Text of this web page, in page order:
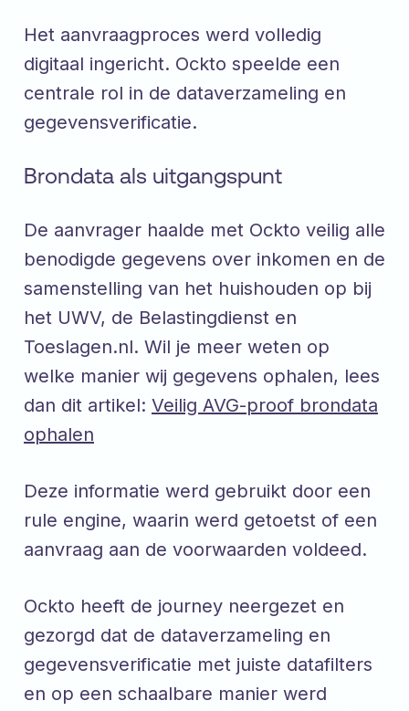
Het aanvraagproces werd volledig
digitaal ingericht. Ockto speelde een
centrale rol in de dataverzameling en
gegevensverificatie.
Brondata als uitgangspunt
De aanvrager haalde met Ockto veilig alle
benodigde gegevens over inkomen en de
samenstelling van het huishouden op bij
het UWV, de Belastingdienst en
Toeslagen.nl. Wil je meer weten op
welke manier wij gegevens ophalen, lees
dan dit artikel: Veilig AVG-proof brondata
ophalen
Deze informatie werd gebruikt door een
rule engine, waarin werd getoetst of een
aanvraag aan de voorwaarden voldeed.
Ockto heeft de journey neergezet en
gezorgd dat de dataverzameling en
gegevensverificatie met juiste datafilters
en op een schaalbare manier werd